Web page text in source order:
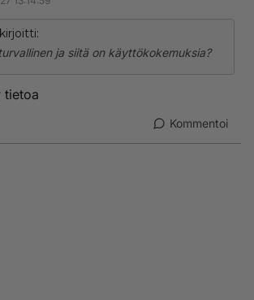
kirjoitti:
ja siitä on käyttökokemuksia?
tietoa
Kommentoi